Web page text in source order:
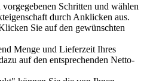
Schritten und wählen
durch Anklicken aus.
Sie auf den gewünschten
Menge und Lieferzeit Ihres
auf den entsprechenden Netto-